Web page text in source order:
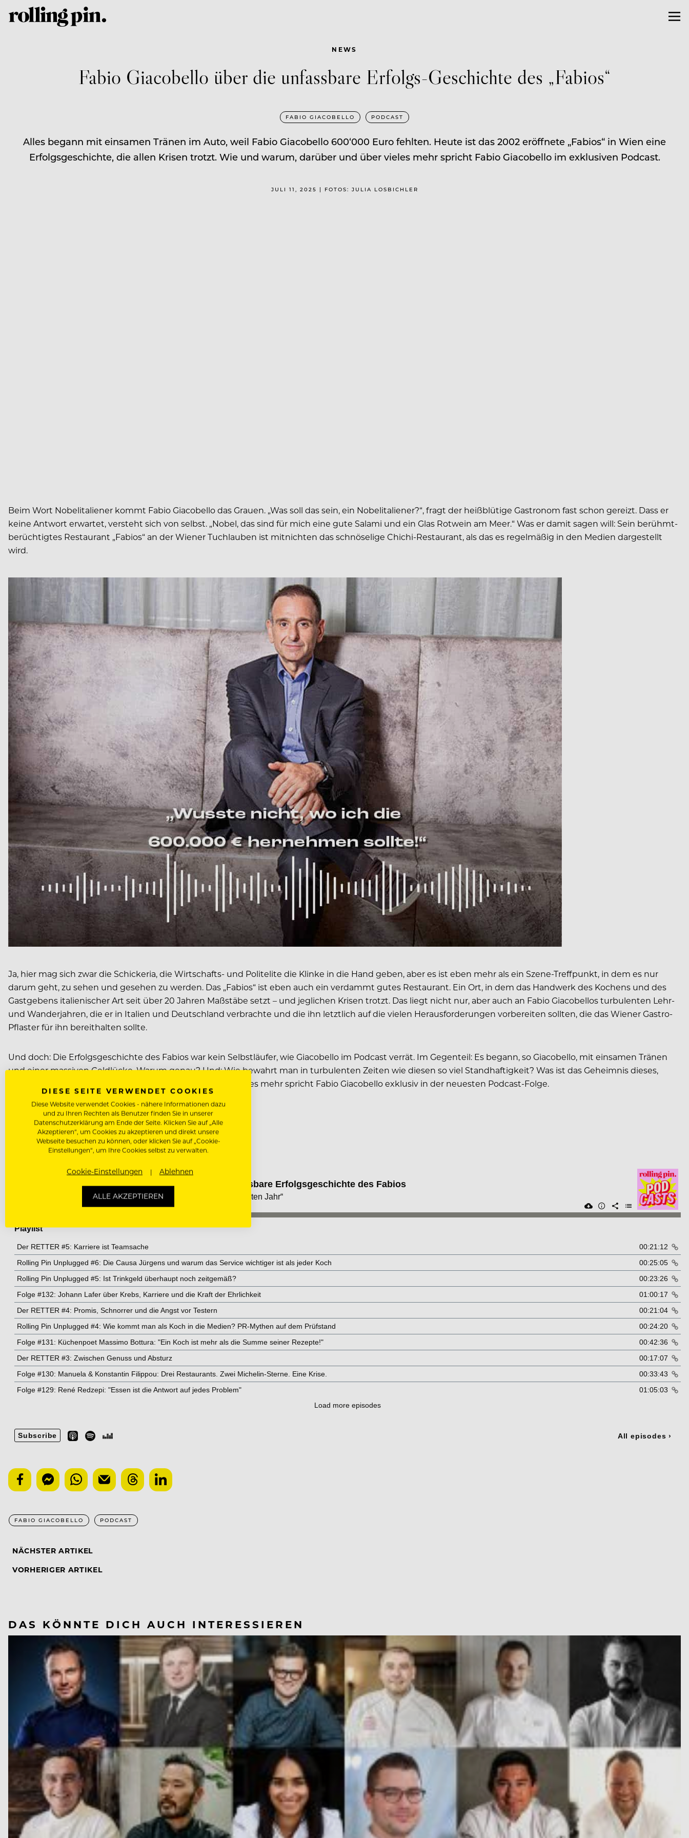
NEWS
Fabio Giacobello über die unfassbare Erfolgs-Geschichte des „Fabios“
FABIO GIACOBELLO PODCAST
Alles begann mit einsamen Tränen im Auto, weil Fabio Giacobello 600‘000 Euro fehlten. Heute ist das 2002 eröffnete „Fabios“ in Wien eine
Erfolgsgeschichte, die allen Krisen trotzt. Wie und warum, darüber und über vieles mehr spricht Fabio Giacobello im exklusiven Podcast.
JULI 11, 2025 | FOTOS: JULIA LOSBICHLER
Beim Wort Nobelitaliener kommt Fabio Giacobello das Grauen. „Was soll das sein, ein Nobelitaliener?“, fragt der heißblütige Gastronom fast schon gereizt. Dass er
keine Antwort erwartet, versteht sich von selbst. „Nobel, das sind für mich eine gute Salami und ein Glas Rotwein am Meer.“ Was er damit sagen will: Sein berühmt-
berüchtigtes Restaurant „Fabios“ an der Wiener Tuchlauben ist mitnichten das schnöselige Chichi-Restaurant, als das es regelmäßig in den Medien dargestellt
wird.
Ja, hier mag sich zwar die Schickeria, die Wirtschafts- und Politelite die Klinke in die Hand geben, aber es ist eben mehr als ein Szene-Treffpunkt, in dem es nur
darum geht, zu sehen und gesehen zu werden. Das „Fabios“ ist eben auch ein verdammt gutes Restaurant. Ein Ort, in dem das Handwerk des Kochens und des
Gastgebens italienischer Art seit über 20 Jahren Maßstäbe setzt – und jeglichen Krisen trotzt. Das liegt nicht nur, aber auch an Fabio Giacobellos turbulenten Lehr-
und Wanderjahren, die er in Italien und Deutschland verbrachte und die ihn letztlich auf die vielen Herausforderungen vorbereiten sollten, die das Wiener Gastro-
Pflaster für ihn bereithalten sollte.
Und doch: Die Erfolgsgeschichte des Fabios war kein Selbstläufer, wie Giacobello im Podcast verrät. Im Gegenteil: Es begann, so Giacobello, mit einsamen Tränen
und einer massiven Geldlücke. Warum genau? Und: Wie bewahrt man in turbulenten Zeiten wie diesen so viel Standhaftigkeit? Was ist das Geheimnis dieses,
sagen wir es ruhig, magischen Orts? Darüber und über vieles mehr spricht Fabio Giacobello exklusiv in der neuesten Podcast-Folge.
fabios.at
Unbedingt anhören!
FABIO GIACOBELLO PODCAST
NÄCHSTER ARTIKEL
VORHERIGER ARTIKEL
DAS KÖNNTE DICH AUCH INTERESSIEREN
DIESE SEITE VERWENDET COOKIES
Diese Website verwendet Cookies - nähere Informationen dazu
und zu Ihren Rechten als Benutzer finden Sie in unserer
Datenschutzerklärung am Ende der Seite. Klicken Sie auf „Alle
Akzeptieren“, um Cookies zu akzeptieren und direkt unsere
Webseite besuchen zu können, oder klicken Sie auf „Cookie-
Einstellungen“, um Ihre Cookies selbst zu verwalten.
Cookie-Einstellungen Ablehnen
ALLE AKZEPTIEREN